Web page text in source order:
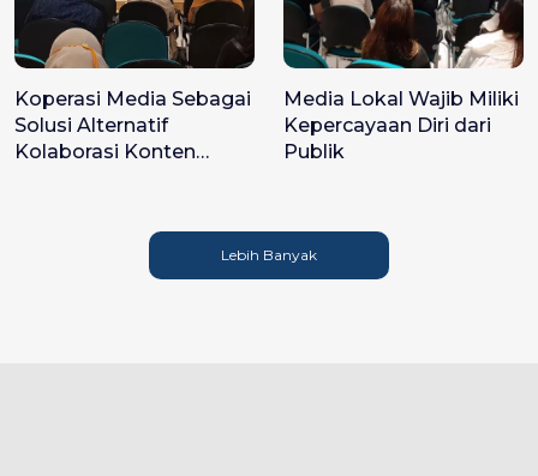
Koperasi Media Sebagai
Solusi Alternatif
Kolaborasi Konten
Media Lokal Wajib Miliki
Kepercayaan Diri dari
Publik
Lebih Banyak